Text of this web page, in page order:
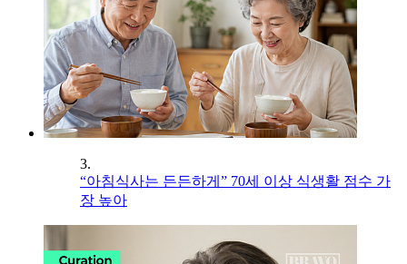
3.
“아침식사는 든든하게” 70세 이상 식생활 점수 가
장 높아